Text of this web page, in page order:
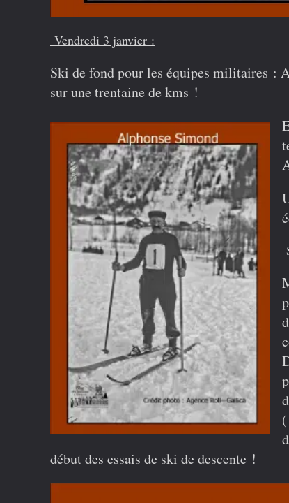
Vendredi 3 janvier :
Ski de fondpour les équipes militaires :
sur une trentaine de kms !
(
début des essais de ski de descente !